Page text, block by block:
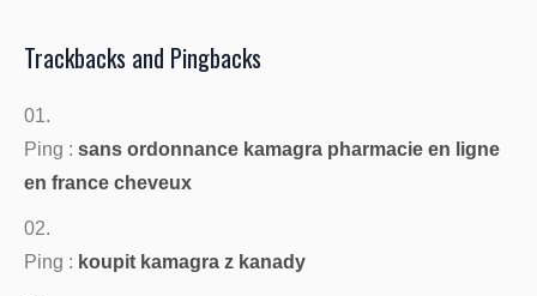
Trackbacks and Pingbacks
Ping : sans ordonnance kamagra pharmacie en ligne
en france cheveux
Ping : koupit kamagra z kanady